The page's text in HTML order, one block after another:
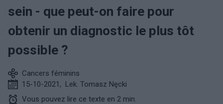
sein - que peut-on faire pour
obtenir un diagnostic le plus tôt
possible ?
Cancers féminins
15-10-2021 , Lek. Tomasz Nęcki
Vous pouvez lire ce texte en 2 min.